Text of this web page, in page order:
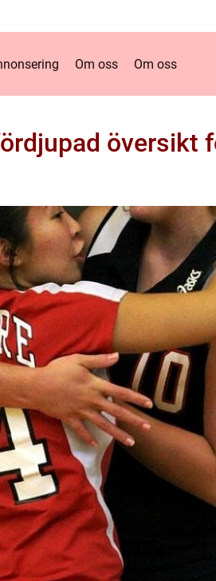
Om oss Om oss
översikt